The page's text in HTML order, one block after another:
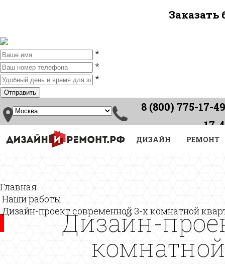
*
*
*
8 (800) 775-17-
17-
Звонок по России
бесплатный
ДИЗАЙН РЕМОНТ
Главная
Наши работы
Дизайн-проект современной 3-х комнатной
Дизайн-